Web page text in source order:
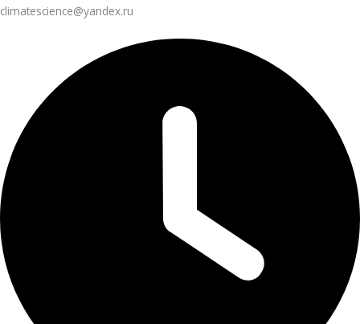
climatescience@yandex.ru